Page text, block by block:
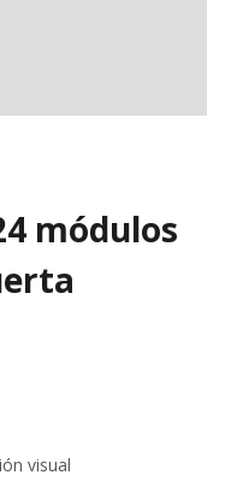
módulos
visual